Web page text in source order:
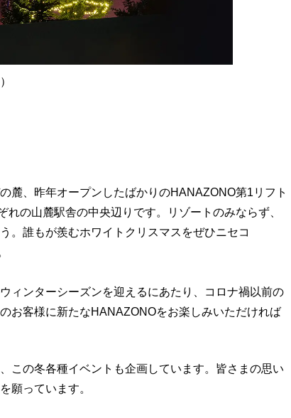
麓、昨年オープンしたばかりのHANAZONO第1リフト
の山麓駅舎の中央辺りです。リゾートのみならず、
。誰もが羨むホワイトクリスマスをぜひニセコ
ィンターシーズンを迎えるにあたり、コロナ禍以前の
お客様に新たなHANAZONOをお楽しみいただければ
この冬各種イベントも企画しています。皆さまの思い
願っています。